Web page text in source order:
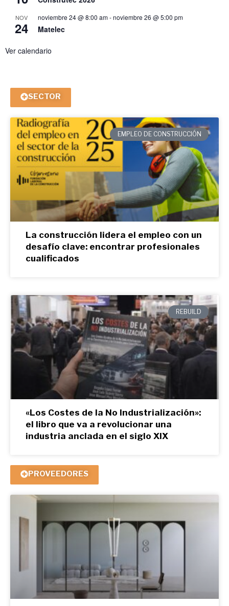
NOV
24
noviembre 24 @ 8:00 am-noviembre 26 @ 5:00 pm
Matelec
Ver calendario
SECTOR
EMPLEO DE CONSTRUCCIÓN
La construcción lidera el empleo con un
desafío clave: encontrar profesionales
cualificados
REBUILD
«Los Costes de la No Industrialización»:
el libro que va a revolucionar una
industria anclada en el siglo XIX
PROVEEDORES